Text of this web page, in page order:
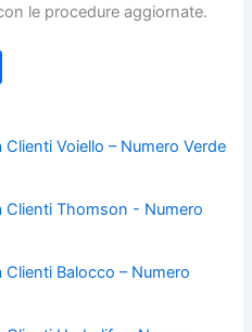
le procedure aggiornate.
n
vi
Voiello – Numero Verde
Clienti Thomson - Numero
Balocco – Numero